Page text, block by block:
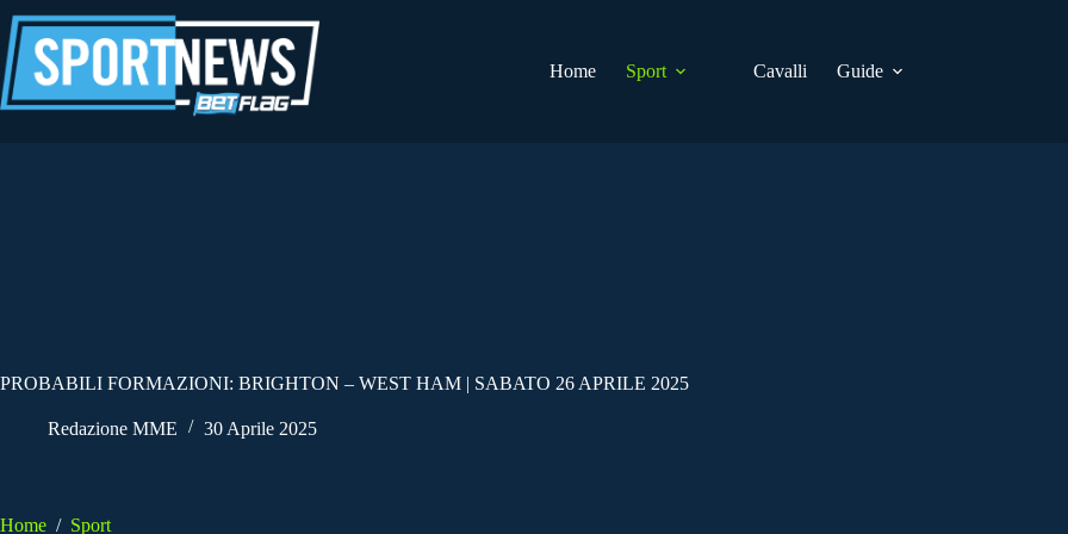
al
contenuto
Home
Sport Cavalli Guide
PROBABILI FORMAZIONI: BRIGHTON – WEST HAM | SABATO 26 APRILE 2025
Redazione MME 30 Aprile 2025
Home / Sport